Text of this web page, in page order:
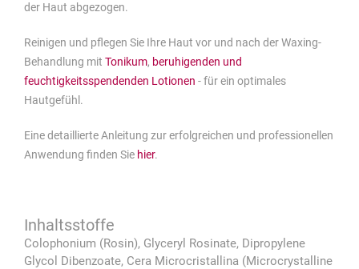
der Haut abgezogen.
Reinigen und pflegen Sie Ihre Haut vor und nach der Waxing-
Behandlung mit Tonikum, beruhigenden und
feuchtigkeitsspendenden Lotionen - für ein optimales
Hautgefühl.
Eine detaillierte Anleitung zur erfolgreichen und professionellen
Anwendung finden Sie hier.
Colophonium (Rosin), Glyceryl Rosinate, Dipropylene
Glycol Dibenzoate, Cera Microcristallina (Microcrystalline